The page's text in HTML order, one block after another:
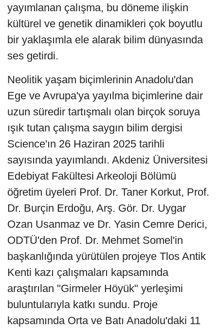
yayımlanan çalışma, bu döneme ilişkin
kültürel ve genetik dinamikleri çok boyutlu
bir yaklaşımla ele alarak bilim dünyasında
ses getirdi.
Neolitik yaşam biçimlerinin Anadolu'dan
Ege ve Avrupa'ya yayılma biçimlerine dair
uzun süredir tartışmalı olan birçok soruya
ışık tutan çalışma saygın bilim dergisi
Science'ın 26 Haziran 2025 tarihli
sayısında yayımlandı. Akdeniz Üniversitesi
Edebiyat Fakültesi Arkeoloji Bölümü
öğretim üyeleri Prof. Dr. Taner Korkut, Prof.
Dr. Burçin Erdoğu, Arş. Gör. Dr. Uygar
Ozan Usanmaz ve Dr. Yasin Cemre Derici,
ODTÜ'den Prof. Dr. Mehmet Somel'in
başkanlığında yürütülen projeye Tlos Antik
Kenti kazı çalışmaları kapsamında
araştırılan "Girmeler Höyük" yerleşimi
buluntularıyla katkı sundu. Proje
kapsamında Orta ve Batı Anadolu'daki 11